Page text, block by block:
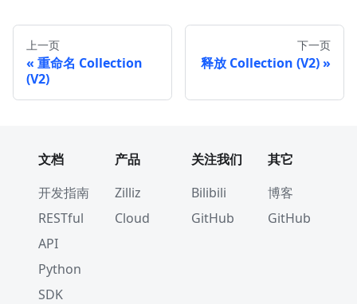
上一页
重命名 Collection
(V2)
下一页
释放 Collection (V2)
文档
开发指南
RESTful
API
Python
SDK
产品
Zilliz
Cloud
关注我们
Bilibili
GitHub
其它
博客
GitHub